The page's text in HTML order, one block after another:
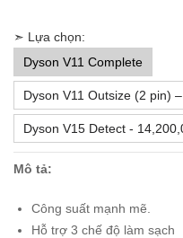
➣ Lựa chọn:
Dyson V11 Complete
Dyson V11 Outsize (2 pin)
Dyson V15 Detect -
Mô tả:
Công suất mạnh mẽ.
Hỗ trợ 3 chế độ làm sạch